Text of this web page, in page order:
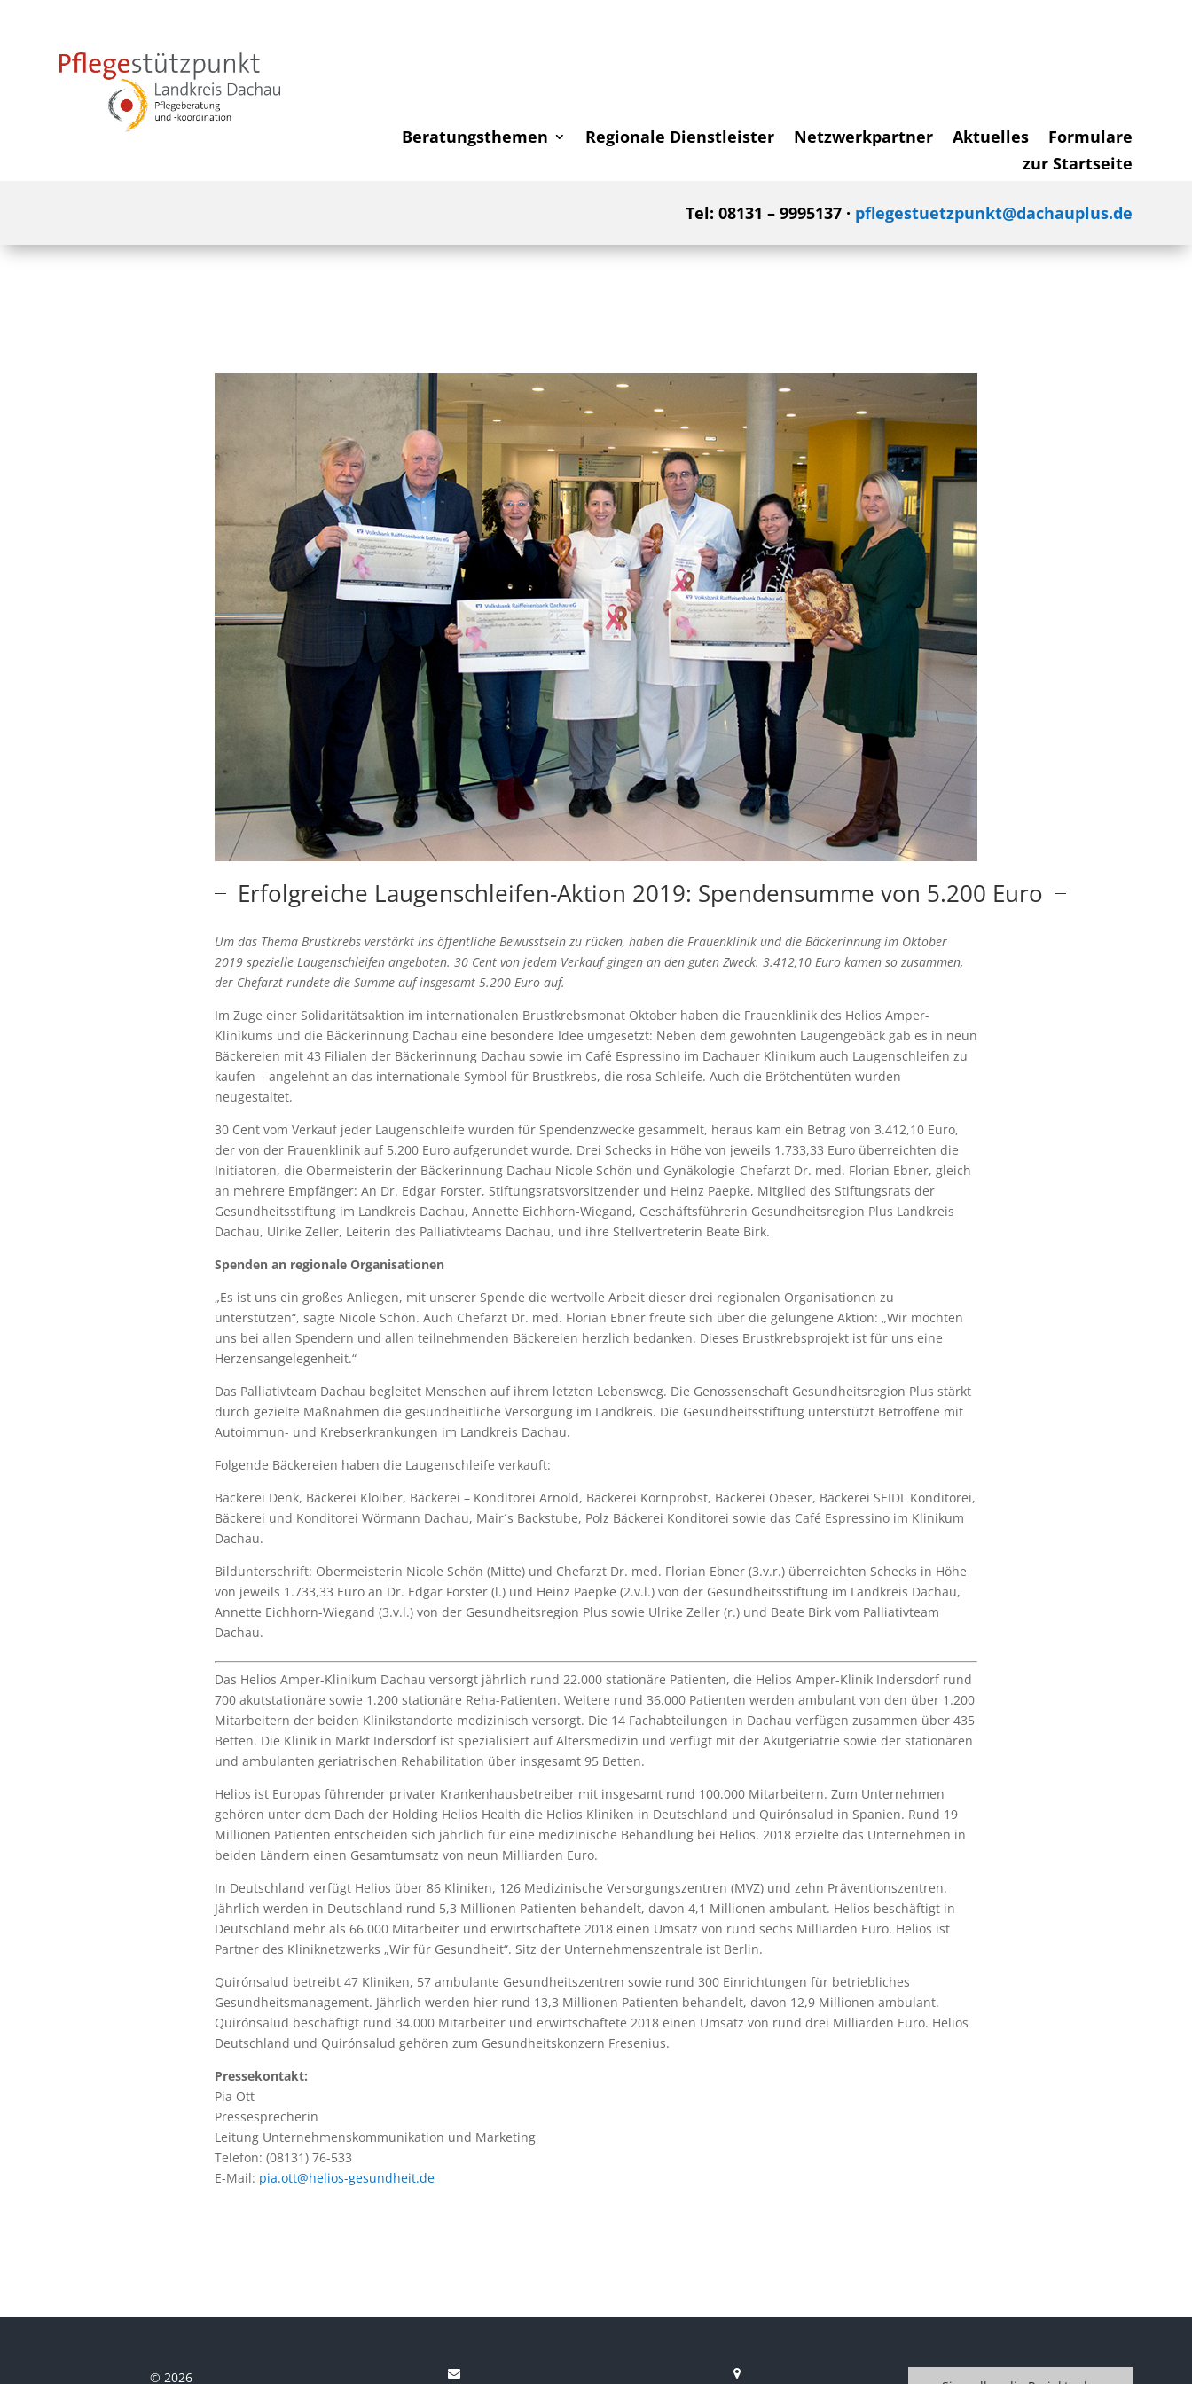
Beratungsthemen Regionale Dienstleister Netzwerkpartner Aktuelles
Formulare
zur Startseite
Tel: 08131 – 9995137 · pflegestuetzpunkt@dachauplus.de
Erfolgreiche Laugenschleifen-Aktion 2019: Spendensumme von 5.200 Euro
Um das Thema Brustkrebs verstärkt ins öffentliche Bewusstsein zu rücken, haben die Frauenklinik und die Bäckerinnung im Oktober
2019 spezielle Laugenschleifen angeboten. 30 Cent von jedem Verkauf gingen an den guten Zweck. 3.412,10 Euro kamen so zusammen,
der Chefarzt rundete die Summe auf insgesamt 5.200 Euro auf.
Im Zuge einer Solidaritätsaktion im internationalen Brustkrebsmonat Oktober haben die Frauenklinik des Helios Amper-
Klinikums und die Bäckerinnung Dachau eine besondere Idee umgesetzt: Neben dem gewohnten Laugengebäck gab es in neun
Bäckereien mit 43 Filialen der Bäckerinnung Dachau sowie im Café Espressino im Dachauer Klinikum auch Laugenschleifen zu
kaufen – angelehnt an das internationale Symbol für Brustkrebs, die rosa Schleife. Auch die Brötchentüten wurden
neugestaltet.
30 Cent vom Verkauf jeder Laugenschleife wurden für Spendenzwecke gesammelt, heraus kam ein Betrag von 3.412,10 Euro,
der von der Frauenklinik auf 5.200 Euro aufgerundet wurde. Drei Schecks in Höhe von jeweils 1.733,33 Euro überreichten die
Initiatoren, die Obermeisterin der Bäckerinnung Dachau Nicole Schön und Gynäkologie-Chefarzt Dr. med. Florian Ebner, gleich
an mehrere Empfänger: An Dr. Edgar Forster, Stiftungsratsvorsitzender und Heinz Paepke, Mitglied des Stiftungsrats der
Gesundheitsstiftung im Landkreis Dachau, Annette Eichhorn-Wiegand, Geschäftsführerin Gesundheitsregion Plus Landkreis
Dachau, Ulrike Zeller, Leiterin des Palliativteams Dachau, und ihre Stellvertreterin Beate Birk.
Spenden an regionale Organisationen
„Es ist uns ein großes Anliegen, mit unserer Spende die wertvolle Arbeit dieser drei regionalen Organisationen zu
unterstützen“, sagte Nicole Schön. Auch Chefarzt Dr. med. Florian Ebner freute sich über die gelungene Aktion: „Wir möchten
uns bei allen Spendern und allen teilnehmenden Bäckereien herzlich bedanken. Dieses Brustkrebsprojekt ist für uns eine
Herzensangelegenheit.“
Das Palliativteam Dachau begleitet Menschen auf ihrem letzten Lebensweg. Die Genossenschaft Gesundheitsregion Plus stärkt
durch gezielte Maßnahmen die gesundheitliche Versorgung im Landkreis. Die Gesundheitsstiftung unterstützt Betroffene mit
Autoimmun- und Krebserkrankungen im Landkreis Dachau.
Folgende Bäckereien haben die Laugenschleife verkauft:
Bäckerei Denk, Bäckerei Kloiber, Bäckerei – Konditorei Arnold, Bäckerei Kornprobst, Bäckerei Obeser, Bäckerei SEIDL Konditorei,
Bäckerei und Konditorei Wörmann Dachau, Mair´s Backstube, Polz Bäckerei Konditorei sowie das Café Espressino im Klinikum
Dachau.
Bildunterschrift: Obermeisterin Nicole Schön (Mitte) und Chefarzt Dr. med. Florian Ebner (3.v.r.) überreichten Schecks in Höhe
von jeweils 1.733,33 Euro an Dr. Edgar Forster (l.) und Heinz Paepke (2.v.l.) von der Gesundheitsstiftung im Landkreis Dachau,
Annette Eichhorn-Wiegand (3.v.l.) von der Gesundheitsregion Plus sowie Ulrike Zeller (r.) und Beate Birk vom Palliativteam
Dachau.
Das Helios Amper-Klinikum Dachau versorgt jährlich rund 22.000 stationäre Patienten, die Helios Amper-Klinik Indersdorf rund
700 akutstationäre sowie 1.200 stationäre Reha-Patienten. Weitere rund 36.000 Patienten werden ambulant von den über 1.200
Mitarbeitern der beiden Klinikstandorte medizinisch versorgt. Die 14 Fachabteilungen in Dachau verfügen zusammen über 435
Betten. Die Klinik in Markt Indersdorf ist spezialisiert auf Altersmedizin und verfügt mit der Akutgeriatrie sowie der stationären
und ambulanten geriatrischen Rehabilitation über insgesamt 95 Betten.
Helios ist Europas führender privater Krankenhausbetreiber mit insgesamt rund 100.000 Mitarbeitern. Zum Unternehmen
gehören unter dem Dach der Holding Helios Health die Helios Kliniken in Deutschland und Quirónsalud in Spanien. Rund 19
Millionen Patienten entscheiden sich jährlich für eine medizinische Behandlung bei Helios. 2018 erzielte das Unternehmen in
beiden Ländern einen Gesamtumsatz von neun Milliarden Euro.
In Deutschland verfügt Helios über 86 Kliniken, 126 Medizinische Versorgungszentren (MVZ) und zehn Präventionszentren.
Jährlich werden in Deutschland rund 5,3 Millionen Patienten behandelt, davon 4,1 Millionen ambulant. Helios beschäftigt in
Deutschland mehr als 66.000 Mitarbeiter und erwirtschaftete 2018 einen Umsatz von rund sechs Milliarden Euro. Helios ist
Partner des Kliniknetzwerks „Wir für Gesundheit“. Sitz der Unternehmenszentrale ist Berlin.
Quirónsalud betreibt 47 Kliniken, 57 ambulante Gesundheitszentren sowie rund 300 Einrichtungen für betriebliches
Gesundheitsmanagement. Jährlich werden hier rund 13,3 Millionen Patienten behandelt, davon 12,9 Millionen ambulant.
Quirónsalud beschäftigt rund 34.000 Mitarbeiter und erwirtschaftete 2018 einen Umsatz von rund drei Milliarden Euro. Helios
Deutschland und Quirónsalud gehören zum Gesundheitskonzern Fresenius.
Pressekontakt:
Pia Ott
Pressesprecherin
Leitung Unternehmenskommunikation und Marketing
Telefon: (08131) 76-533
E-Mail: pia.ott@helios-gesundheit.de
© 2026